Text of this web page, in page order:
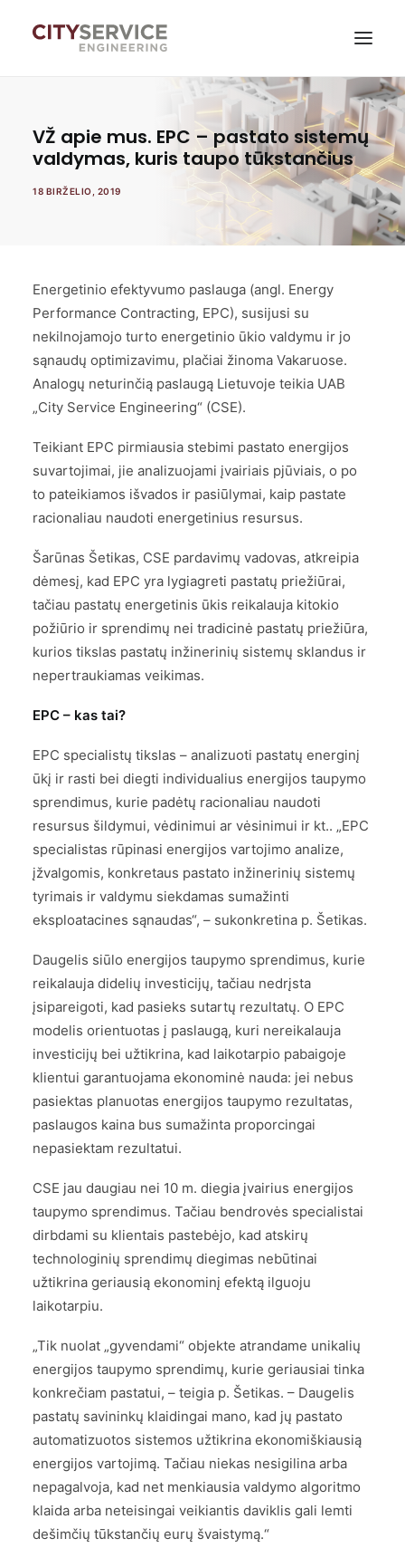
Naujienos
Apie mus
Savitarna
VŽ apie mus. EPC – pastato sistemų
valdymas, kuris taupo tūkstančius
18 BIRŽELIO, 2019
Energetinio efektyvumo paslauga (angl. Energy
Performance Contracting, EPC), susijusi su
nekilnojamojo turto energetinio ūkio valdymu ir jo
sąnaudų optimizavimu, plačiai žinoma Vakaruose.
Analogų neturinčią paslaugą Lietuvoje teikia UAB
„City Service Engineering“ (CSE).
Teikiant EPC pirmiausia stebimi pastato energijos
suvartojimai, jie analizuojami įvairiais pjūviais, o po
to pateikiamos išvados ir pasiūlymai, kaip pastate
racionaliau naudoti energetinius resursus.
Šarūnas Šetikas, CSE pardavimų vadovas, atkreipia
dėmesį, kad EPC yra lygiagreti pastatų priežiūrai,
tačiau pastatų energetinis ūkis reikalauja kitokio
požiūrio ir sprendimų nei tradicinė pastatų priežiūra,
kurios tikslas pastatų inžinerinių sistemų sklandus ir
nepertraukiamas veikimas.
EPC – kas tai?
EPC specialistų tikslas – analizuoti pastatų energinį
ūkį ir rasti bei diegti individualius energijos taupymo
sprendimus, kurie padėtų racionaliau naudoti
resursus šildymui, vėdinimui ar vėsinimui ir kt.. „EPC
specialistas rūpinasi energijos vartojimo analize,
įžvalgomis, konkretaus pastato inžinerinių sistemų
tyrimais ir valdymu siekdamas sumažinti
eksploatacines sąnaudas“, – sukonkretina p. Šetikas.
Daugelis siūlo energijos taupymo sprendimus, kurie
reikalauja didelių investicijų, tačiau nedrįsta
įsipareigoti, kad pasieks sutartų rezultatų. O EPC
modelis orientuotas į paslaugą, kuri nereikalauja
investicijų bei užtikrina, kad laikotarpio pabaigoje
klientui garantuojama ekonominė nauda: jei nebus
pasiektas planuotas energijos taupymo rezultatas,
paslaugos kaina bus sumažinta proporcingai
nepasiektam rezultatui.
CSE jau daugiau nei 10 m. diegia įvairius energijos
taupymo sprendimus. Tačiau bendrovės specialistai
dirbdami su klientais pastebėjo, kad atskirų
technologinių sprendimų diegimas nebūtinai
užtikrina geriausią ekonominį efektą ilguoju
laikotarpiu.
„Tik nuolat „gyvendami“ objekte atrandame unikalių
energijos taupymo sprendimų, kurie geriausiai tinka
konkrečiam pastatui, – teigia p. Šetikas. – Daugelis
pastatų savininkų klaidingai mano, kad jų pastato
automatizuotos sistemos užtikrina ekonomiškiausią
energijos vartojimą. Tačiau niekas nesigilina arba
nepagalvoja, kad net menkiausia valdymo algoritmo
klaida arba neteisingai veikiantis daviklis gali lemti
dešimčių tūkstančių eurų švaistymą.“